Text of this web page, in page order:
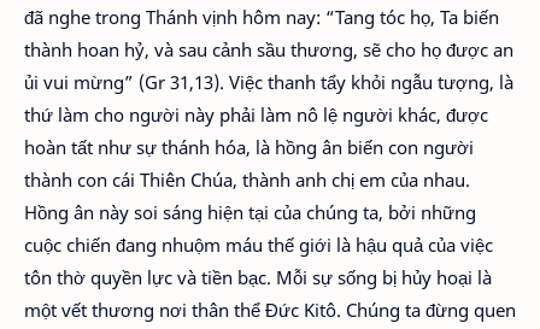
đã nghe trong Thánh vịnh hôm nay: “Tang tóc họ, Ta biến
thành hoan hỷ, và sau cảnh sầu thương, sẽ cho họ được an
ủi vui mừng” (Gr 31,13). Việc thanh tẩy khỏi ngẫu tượng, là
thứ làm cho người này phải làm nô lệ người khác, được
hoàn tất như sự thánh hóa, là hồng ân biến con người
thành con cái Thiên Chúa, thành anh chị em của nhau.
Hồng ân này soi sáng hiện tại của chúng ta, bởi những
cuộc chiến đang nhuộm máu thế giới là hậu quả của việc
tôn thờ quyền lực và tiền bạc. Mỗi sự sống bị hủy hoại là
một vết thương nơi thân thể Đức Kitô. Chúng ta đừng quen